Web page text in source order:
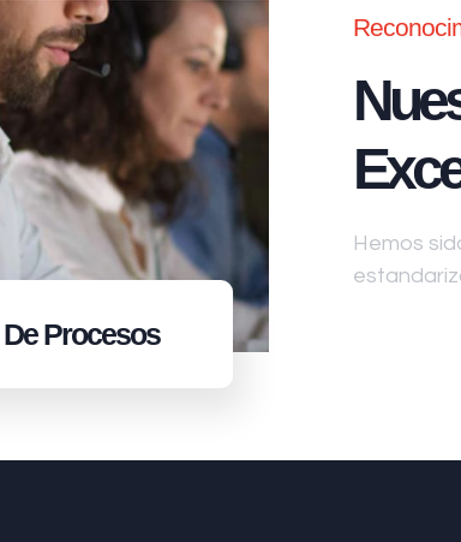
De Procesos
Hemos